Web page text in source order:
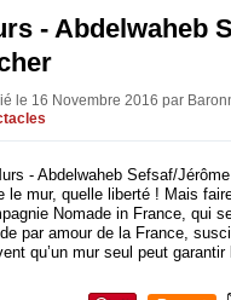
- Abdelwaheb
le 16 Novembre 2016 par
le mur, quelle liberté ! Mais
Nomade in France, qui
par amour de la France,
qu’un mur seul peut